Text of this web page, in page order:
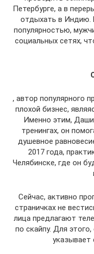
Петербурге, а в
отдыхать в Индию.
популярностью,
социальных сетях,
, автор популярного
плохой бизнес,
Именно этим, Даши
тренингах, он
душевное
2017 года,
Челябинске, где он
Сейчас, активно
страничках не
лица предлагают
по скайпу. Для
указывает